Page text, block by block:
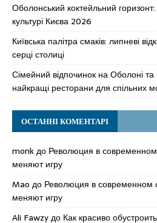
Оболонський коктейльний
культурі Києва 2026
Київська палітра смаків: липневі
серці столиці
Сімейний відпочинок на Оболоні та
найкращі ресторани для спільних
ОСТАННІ КОМЕНТАРІ
monkдо Революция в современном
меняют игру
Mao до Революция в современном
меняют игру
Ali Fawzyдо Как красиво